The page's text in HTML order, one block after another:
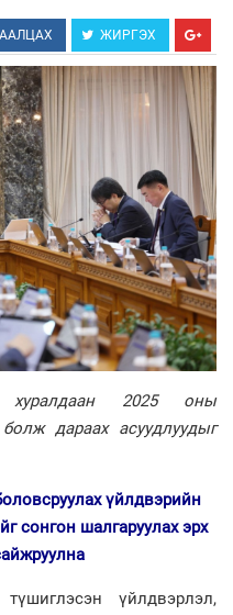
ЖИРГЭХ
хуралдаан 2025 оны
дараах асуудлуудыг
үйлдвэрийн
сонгон шалгаруулах эрх
үйлдвэрлэл,